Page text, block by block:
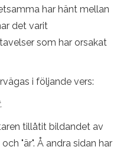
har hänt mellan
det varit
som har orsakat
i följande vers:
tillåtit bildandet av
"är". Å andra sidan har